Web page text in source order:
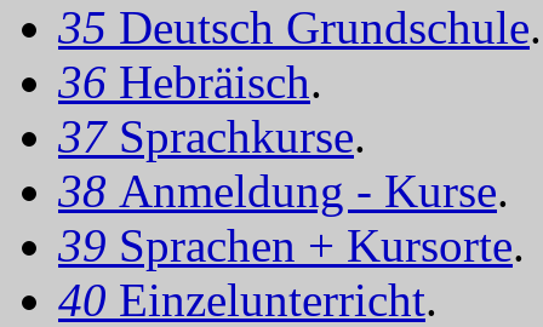
35 Deutsch Grundschule.
36 Hebräisch.
37 Sprachkurse.
38 Anmeldung - Kurse.
39 Sprachen + Kursorte.
40 Einzelunterricht.